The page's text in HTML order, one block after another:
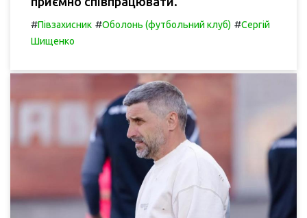
#Півзахисник #Оболонь (футбольний клуб) #Сергій
Шищенко